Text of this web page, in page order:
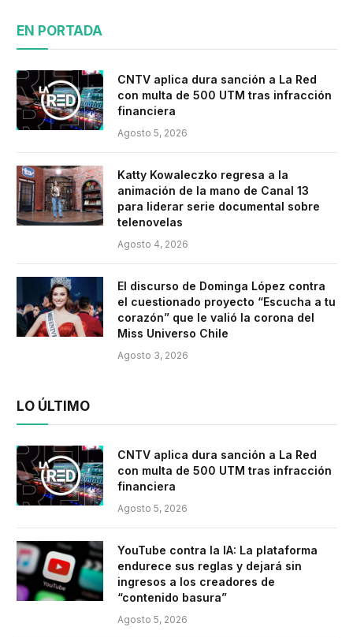
EN PORTADA
CNTV aplica dura sanción a La Red
con multa de 500 UTM tras infracción
financiera
Agosto 5, 2026
Katty Kowaleczko regresa a la
animación de la mano de Canal 13
para liderar serie documental sobre
telenovelas
Agosto 4, 2026
El discurso de Dominga López contra
el cuestionado proyecto “Escucha a tu
corazón” que le valió la corona del
Miss Universo Chile
Agosto 3, 2026
LO ÚLTIMO
CNTV aplica dura sanción a La Red
con multa de 500 UTM tras infracción
financiera
Agosto 5, 2026
YouTube contra la IA: La plataforma
endurece sus reglas y dejará sin
ingresos a los creadores de
“contenido basura”
Agosto 5, 2026